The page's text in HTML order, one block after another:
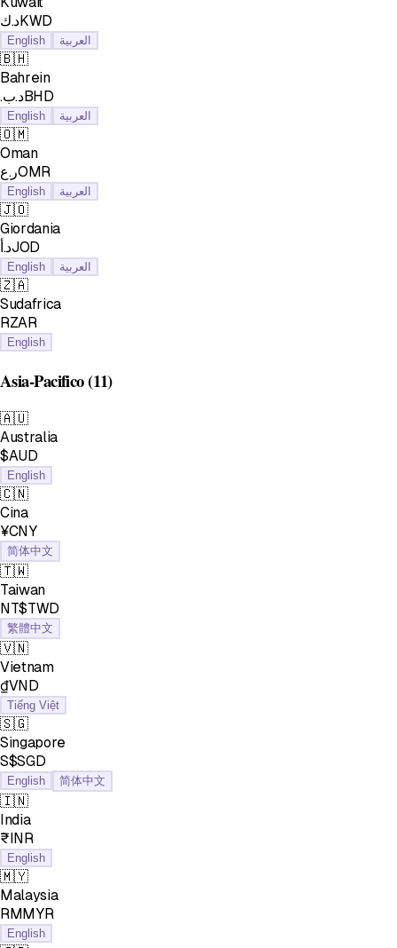
د.كKWD
English العربية
🇧🇭
Bahrein
.د.بBHD
English العربية
🇴🇲
Oman
ر.عOMR
English العربية
🇯🇴
Giordania
د.أJOD
English العربية
🇿🇦
Sudafrica
RZAR
English
Asia-Pacifico(11)
🇦🇺
Australia
$AUD
English
🇨🇳
Cina
¥CNY
简体中文
🇹🇼
Taiwan
NT$TWD
繁體中文
🇻🇳
Vietnam
₫VND
Tiếng Việt
🇸🇬
Singapore
S$SGD
English 简体中文
🇮🇳
India
₹INR
English
🇲🇾
Malaysia
RMMYR
English